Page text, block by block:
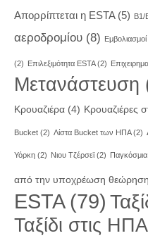
Απορρίπτεται η ESTA(5) Β1/
αεροδρομίου (8) Εμβολιασμοί
(2) Επιλεξιμότητα ESTA(2)
Μετανάστευση
Κρουαζιέρα (4) Κρουαζιέρες
Bucket (2) Λίστα Bucket των ΗΠΑ(2)
Υόρκη (2) Νιου Τζέρσεϊ(2)
από την υποχρέωση
ESTA(79)
Ταξίδι στις ΗΠΑ